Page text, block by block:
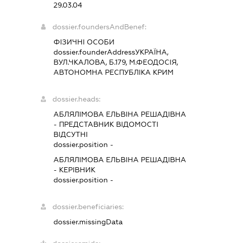
29.03.04
dossier.foundersAndBenef:
ФІЗИЧНІ ОСОБИ
dossier.founderAddressУКРАЇНА,
ВУЛ.ЧКАЛОВА, Б.179, М.ФЕОДОСІЯ,
АВТОНОМНА РЕСПУБЛІКА КРИМ
dossier.heads:
АБЛЯЛІМОВА ЕЛЬВІНА РЕШАДІВНА
- ПРЕДСТАВНИК ВІДОМОСТІ
ВІДСУТНІ
dossier.position -
АБЛЯЛІМОВА ЕЛЬВІНА РЕШАДІВНА
- КЕРІВНИК
dossier.position -
dossier.beneficiaries:
dossier.missingData